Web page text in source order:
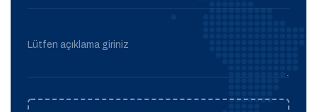
Lütfen açıklama giriniz